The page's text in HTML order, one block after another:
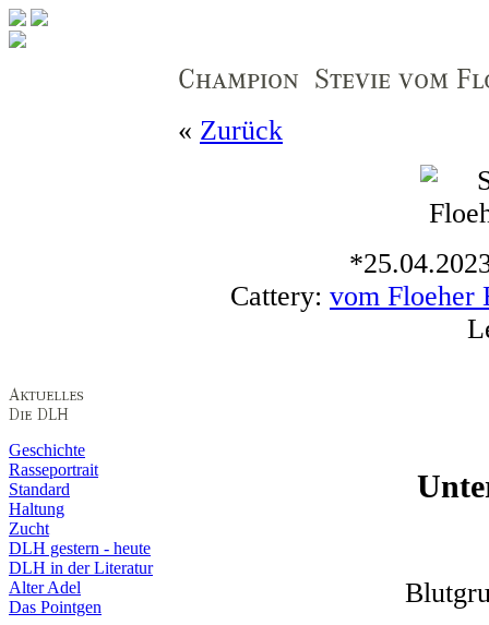
Geschichte
Rasseportrait
Standard
Haltung
Zucht
DLH gestern - heute
DLH in der Literatur
Alter Adel
Das Pointgen
« Zurück
Cattery: vom Floeher